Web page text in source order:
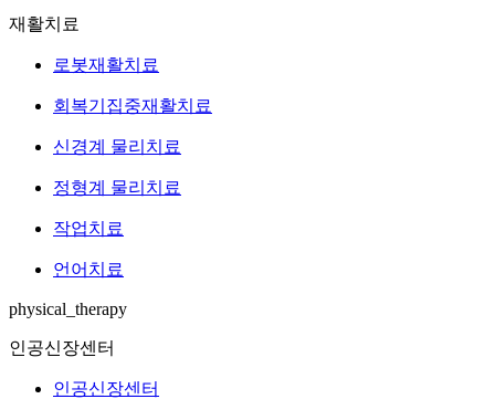
재활치료
로봇재활치료
회복기집중재활치료
신경계 물리치료
정형계 물리치료
작업치료
언어치료
physical_therapy
인공신장센터
인공신장센터